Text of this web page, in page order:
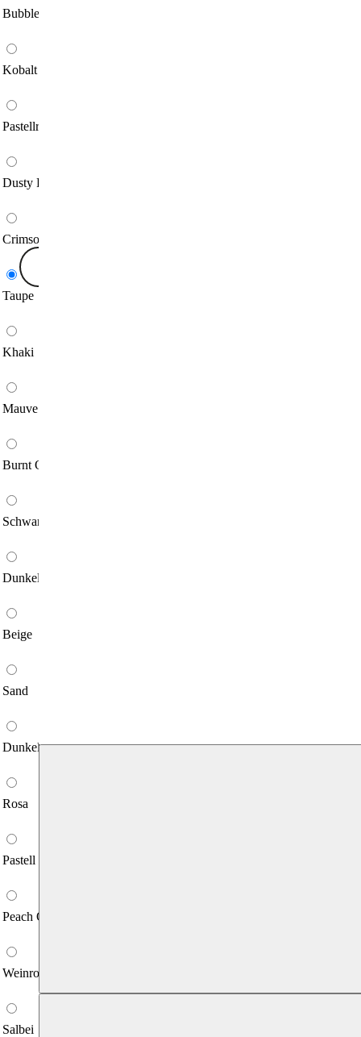
Bubblegum
Kobalt Blau
Pastellrosa
Dusty Pink
Crimson
Taupe
Khaki
Mauve
Burnt Orange
Schwarz
Dunkelbraun
Beige
Sand
Dunkelblau
Rosa
Pastell Lila
Peach Orange
Weinrot
Salbei